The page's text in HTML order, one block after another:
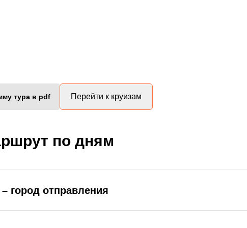
тура в pdf Перейти к круизам
по дням
– город отправления